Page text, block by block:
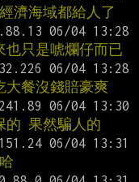
濟海域都給人了
只是唬爛仔而已
餐沒錢賠豪爽
的 果然騙人的